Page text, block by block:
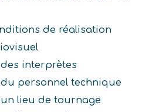
de réalisation
interprètes
personnel technique
lieu de tournage